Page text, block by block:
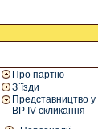
Про партію
З`їзди
Представництво у
ВР IV скликання